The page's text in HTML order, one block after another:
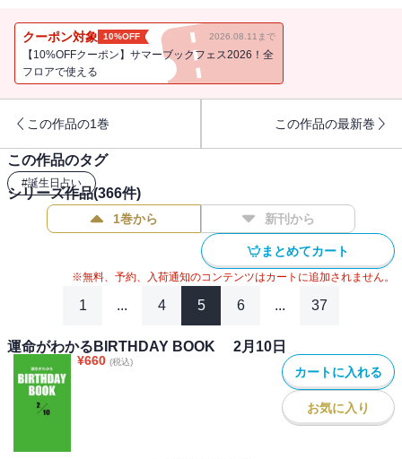
クーポン対象 10%OFF 2026.08.11まで
【10%OFFクーポン】サマーブックフェス2026！全
フロアで使える
この作品の1巻 この作品の最新巻
この作品のタグ
#誕生日占い
シリーズ作品(366件)
1巻から 新刊から
まとめてカート
※無料、予約、入荷通知のコンテンツはカートに追加されません。
1 ... 4 5 6 ... 37
運命がわかるBIRTHDAY BOOK 2月10日
¥660 (税込)
カートに入れる
お気に入り